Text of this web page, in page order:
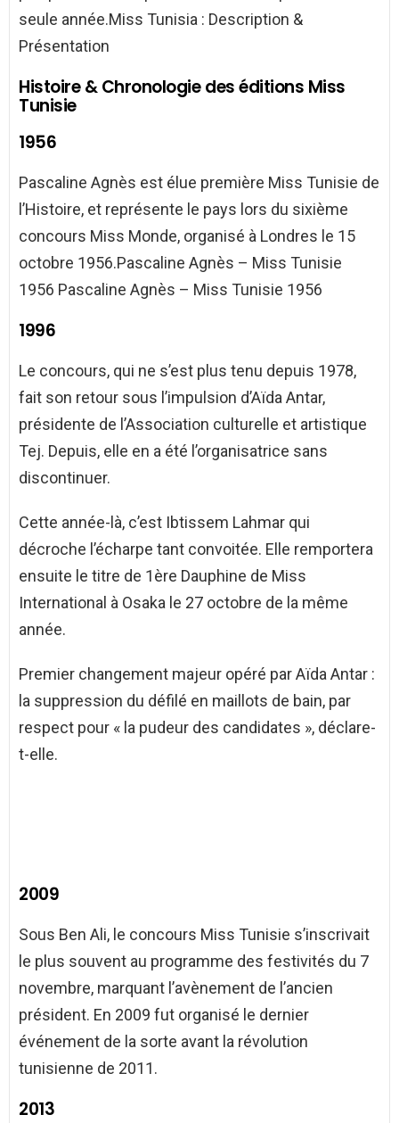
seule année.Miss Tunisia : Description &
Présentation
Histoire & Chronologie des éditions Miss
Tunisie
1956
Pascaline Agnès est élue première Miss Tunisie de
l’Histoire, et représente le pays lors du sixième
concours Miss Monde, organisé à Londres le 15
octobre 1956.Pascaline Agnès – Miss Tunisie
1956 Pascaline Agnès – Miss Tunisie 1956
1996
Le concours, qui ne s’est plus tenu depuis 1978,
fait son retour sous l’impulsion d’Aïda Antar,
présidente de l’Association culturelle et artistique
Tej. Depuis, elle en a été l’organisatrice sans
discontinuer.
Cette année-là, c’est Ibtissem Lahmar qui
décroche l’écharpe tant convoitée. Elle remportera
ensuite le titre de 1ère Dauphine de Miss
International à Osaka le 27 octobre de la même
année.
Premier changement majeur opéré par Aïda Antar :
la suppression du défilé en maillots de bain, par
respect pour « la pudeur des candidates », déclare-
t-elle.
2009
Sous Ben Ali, le concours Miss Tunisie s’inscrivait
le plus souvent au programme des festivités du 7
novembre, marquant l’avènement de l’ancien
président. En 2009 fut organisé le dernier
événement de la sorte avant la révolution
tunisienne de 2011.
2013